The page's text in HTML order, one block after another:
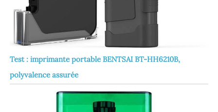
Test : imprimante portable BENTSAI BT-HH6210B,
polyvalence assurée